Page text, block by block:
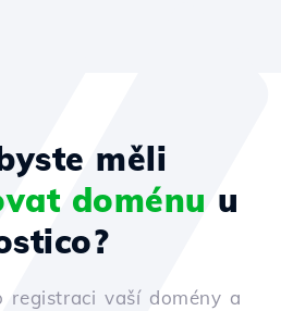
měli
doménu u
registraci vaší domény a